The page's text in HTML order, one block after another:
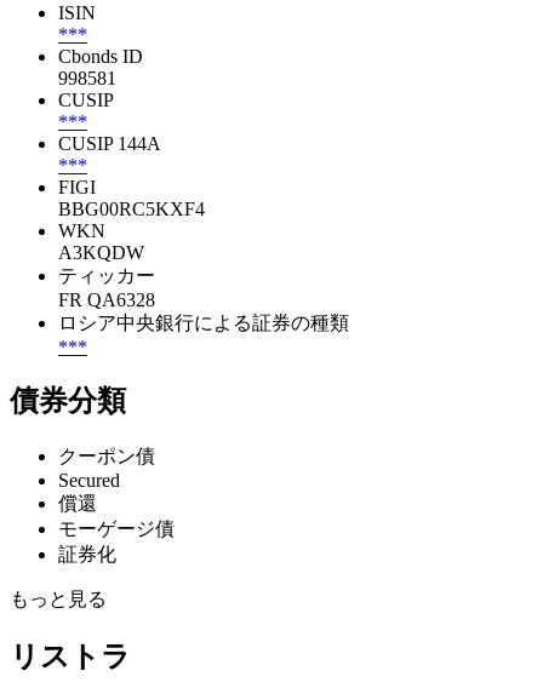
ISIN
***
Cbonds ID
998581
CUSIP
***
CUSIP 144A
***
FIGI
BBG00RC5KXF4
WKN
A3KQDW
ティッカー
FR QA6328
ロシア中央銀行による証券の種類
***
債券分類
クーポン債
Secured
償還
モーゲージ債
証券化
もっと見る
リストラ